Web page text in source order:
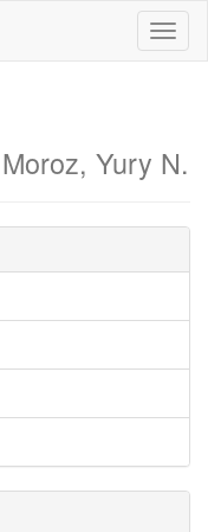
Moroz, Yury N.